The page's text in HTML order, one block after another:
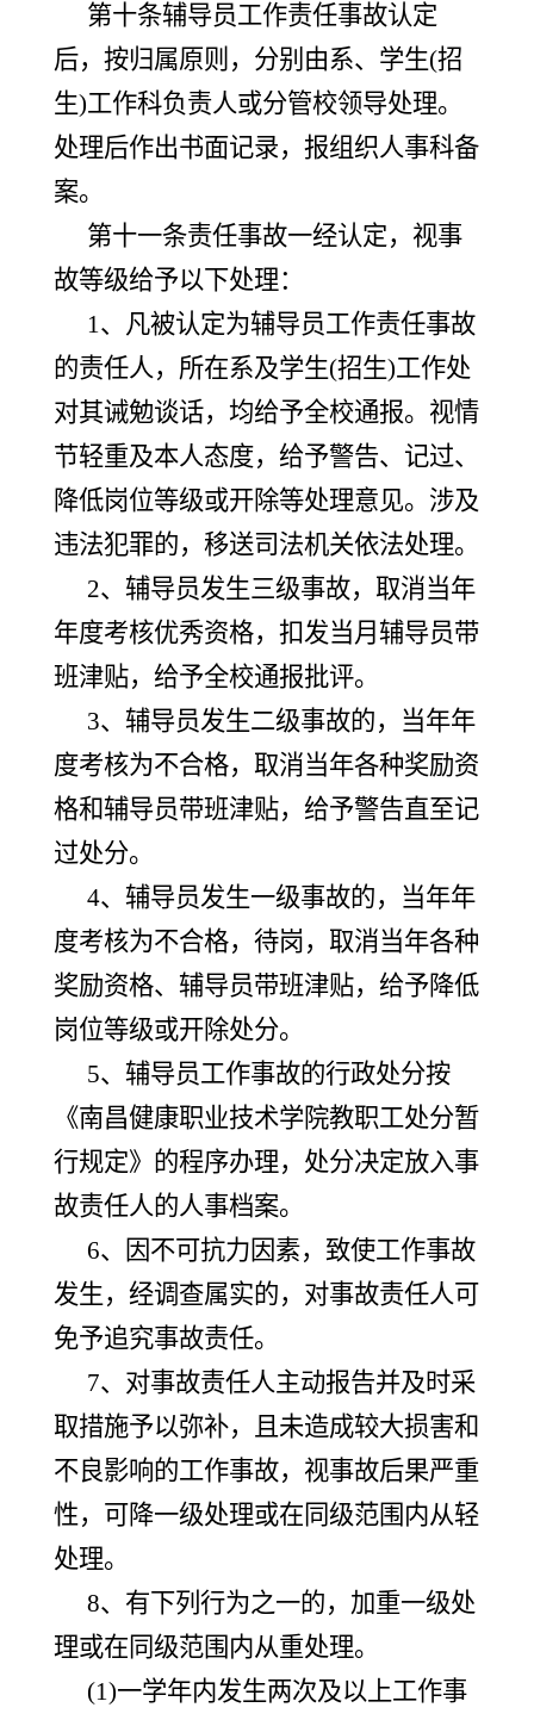
第十条辅导员工作责任事故认定
后，按归属原则，分别由系、学生(招
生)工作科负责人或分管校领导处理。
处理后作出书面记录，报组织人事科备
案。
第十一条责任事故一经认定，视事
故等级给予以下处理：
1、凡被认定为辅导员工作责任事故
的责任人，所在系及学生(招生)工作处
对其诫勉谈话，均给予全校通报。视情
节轻重及本人态度，给予警告、记过、
降低岗位等级或开除等处理意见。涉及
违法犯罪的，移送司法机关依法处理。
2、辅导员发生三级事故，取消当年
年度考核优秀资格，扣发当月辅导员带
班津贴，给予全校通报批评。
3、辅导员发生二级事故的，当年年
度考核为不合格，取消当年各种奖励资
格和辅导员带班津贴，给予警告直至记
过处分。
4、辅导员发生一级事故的，当年年
度考核为不合格，待岗，取消当年各种
奖励资格、辅导员带班津贴，给予降低
岗位等级或开除处分。
5、辅导员工作事故的行政处分按
《南昌健康职业技术学院教职工处分暂
行规定》的程序办理，处分决定放入事
故责任人的人事档案。
6、因不可抗力因素，致使工作事故
发生，经调查属实的，对事故责任人可
免予追究事故责任。
7、对事故责任人主动报告并及时采
取措施予以弥补，且未造成较大损害和
不良影响的工作事故，视事故后果严重
性，可降一级处理或在同级范围内从轻
处理。
8、有下列行为之一的，加重一级处
理或在同级范围内从重处理。
(1)一学年内发生两次及以上工作事